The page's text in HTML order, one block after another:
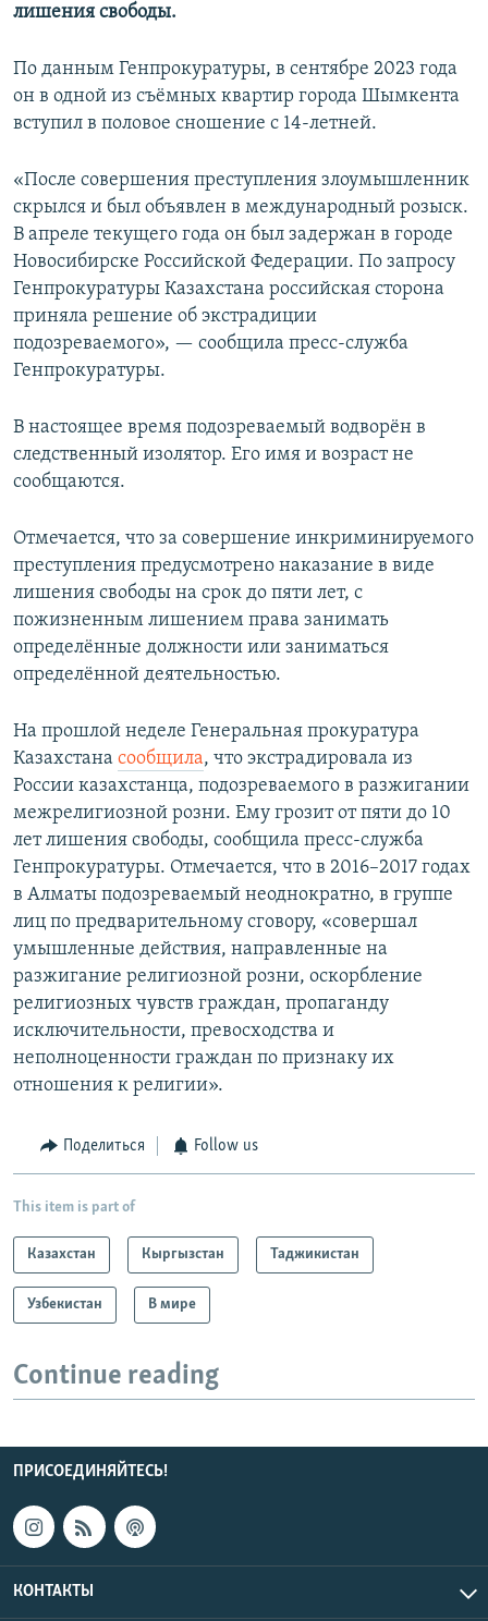
лишения свободы.
По данным Генпрокуратуры, в сентябре 2023 года
он в одной из съёмных квартир города Шымкента
вступил в половое сношение с 14-летней.
«После совершения преступления злоумышленник
скрылся и был объявлен в международный розыск.
В апреле текущего года он был задержан в городе
Новосибирске Российской Федерации. По запросу
Генпрокуратуры Казахстана российская сторона
приняла решение об экстрадиции
подозреваемого», — сообщила пресс-служба
Генпрокуратуры.
В настоящее время подозреваемый водворён в
следственный изолятор. Его имя и возраст не
сообщаются.
Отмечается, что за совершение инкриминируемого
преступления предусмотрено наказание в виде
лишения свободы на срок до пяти лет, с
пожизненным лишением права занимать
определённые должности или заниматься
определённой деятельностью.
На прошлой неделе Генеральная прокуратура
Казахстана сообщила, что экстрадировала из
России казахстанца, подозреваемого в разжигании
межрелигиозной розни. Ему грозит от пяти до 10
лет лишения свободы, сообщила пресс-служба
Генпрокуратуры. Отмечается, что в 2016–2017 годах
в Алматы подозреваемый неоднократно, в группе
лиц по предварительному сговору, «совершал
умышленные действия, направленные на
разжигание религиозной розни, оскорбление
религиозных чувств граждан, пропаганду
исключительности, превосходства и
неполноценности граждан по признаку их
отношения к религии».
Поделиться Follow us
This item is part of
Казахстан Кыргызстан Таджикистан
Узбекистан В мире
Continue reading
ПРИСОЕДИНЯЙТЕСЬ!
КОНТАКТЫ